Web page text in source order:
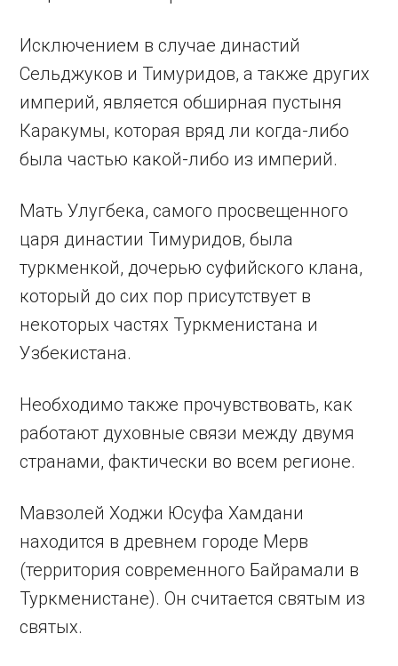
Исключением в случае династий
Сельджуков и Тимуридов, а также других
империй, является обширная пустыня
Каракумы, которая вряд ли когда-либо
была частью какой-либо из империй.
Мать Улугбека, самого просвещенного
царя династии Тимуридов, была
туркменкой, дочерью суфийского клана,
который до сих пор присутствует в
некоторых частях Туркменистана и
Узбекистана.
Необходимо также прочувствовать, как
работают духовные связи между двумя
странами, фактически во всем регионе.
Мавзолей Ходжи Юсуфа Хамдани
находится в древнем городе Мерв
(территория современного Байрамали в
Туркменистане). Он считается святым из
святых.